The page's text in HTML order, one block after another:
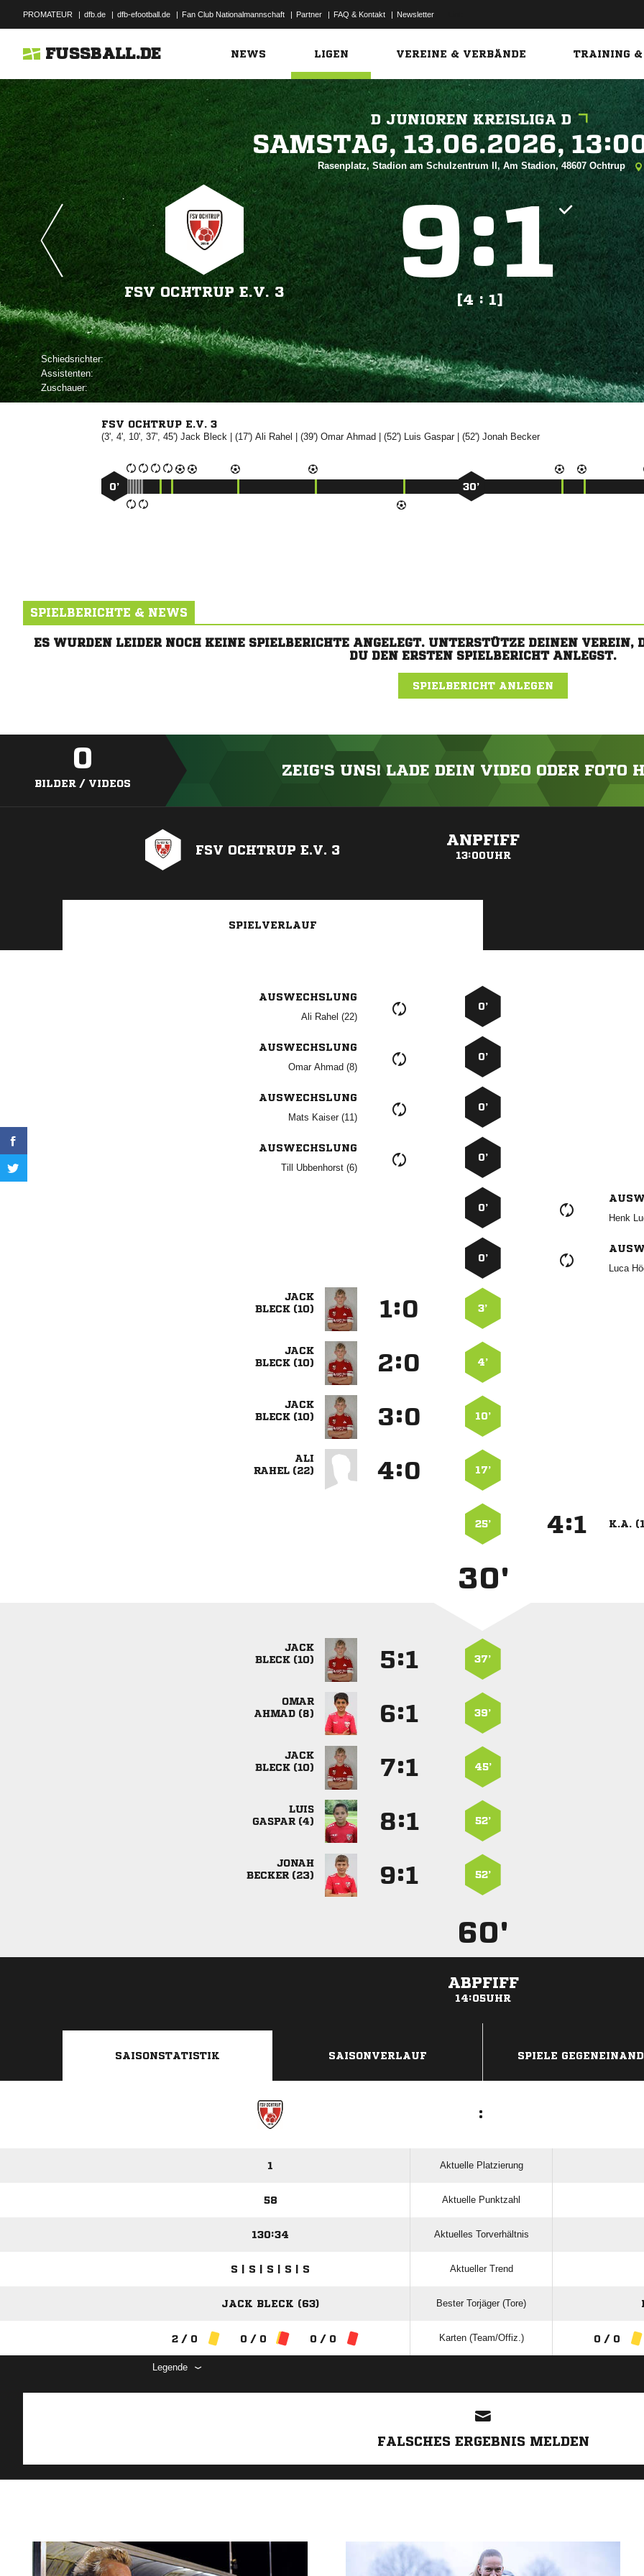
PROMATEUR | dfb.de | dfb-efootball.de | Fan Club Nationalmannschaft | Partner | FAQ & Kontakt | Newsletter
FUSSBALL.DE NEWS LIGEN VEREINE & VERBÄNDE TRAINING &
D JUNIOREN KREISLIGA D
 
Rasenplatz, Stadion am Schulzentrum II, Am Stadion, 48607 Ochtrup
FSV OCHTRUP E.V. 3
:
[4 : 1]
Schiedsrichter:
Assistenten:
Zuschauer:
FSV OCHTRUP E.V. 3
(3', 4', 10', 37', 45') | (17')   | (39')  | (52')  | (52') 
0’ 30’
SPIELBERICHTE & NEWS
ES WURDEN LEIDER NOCH KEINE SPIELBERICHTE ANGELEGT. UNTERSTÜTZE DEINEN
DU DEN ERSTEN SPIELBERICHT ANLEGST.
SPIELBERICHT ANLEGEN
0
BILDER / VIDEOS
ZEIG'S UNS! LADE DEIN VIDEO ODER FOTO
FSV OCHTRUP E.V. 3
ANPFIFF
13:00UHR
SPIELVERLAUF
AUSWECHSLUNG
  
0’
AUSWECHSLUNG
  
0’
AUSWECHSLUNG
  
0’
AUSWECHSLUNG
  
0’
0’

0’


 
: 3’

 
: 4’

 
: 10’

 
: 17’
25’ : K.A.
30'

 
: 37’

 
: 39’

 
: 45’

 
: 52’

 
: 52’
60'
ABPFIFF
14:05UHR
SAISONSTATISTIK SAISONVERLAUF SPIELE
:
1 Aktuelle Platzierung
58 Aktuelle Punktzahl
130:34 Aktuelles Torverhältnis
S | S | S | S | S Aktueller Trend
JACK BLECK (63) Bester Torjäger (Tore)
2 / 0 0 / 0 0 / 0 Karten (Team/Offiz.) 0 / 0
Legende
FALSCHES ERGEBNIS MELDEN